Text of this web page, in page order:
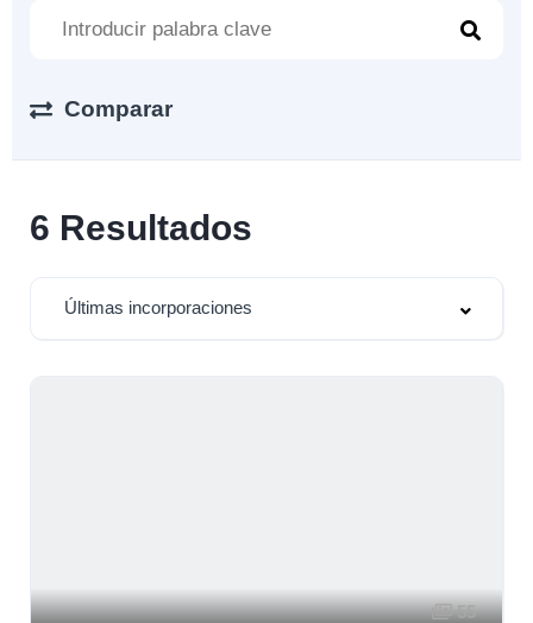
Comparar
6 Resultados
Últimas incorporaciones
55